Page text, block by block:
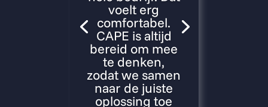
voelt erg
comfortabel.
CAPE is altijd
bereid om mee
te denken,
zodat we samen
naar de juiste
oplossing toe